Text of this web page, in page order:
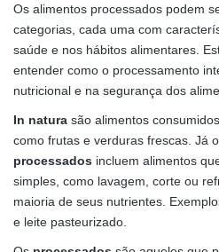
Os alimentos processados podem
categorias, cada uma com
saúde e nos hábitos alimentares.
entender como o processamento
nutricional e na segurança dos
In natura são alimentos
como frutas e verduras frescas. Já
processados incluem alimentos
simples, como lavagem, corte ou
maioria de seus nutrientes.
e leite pasteurizado.